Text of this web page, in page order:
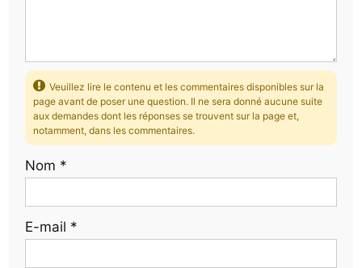
Veuillez lire le contenu et les commentaires disponibles sur la
page avant de poser une question. Il ne sera donné aucune suite
aux demandes dont les réponses se trouvent sur la page et,
notamment, dans les commentaires.
Nom *
E-mail *